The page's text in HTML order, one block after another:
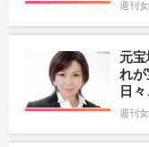
週刊
元
れ
日
週刊